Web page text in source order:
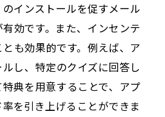
インストールを促すメール
効です。また、インセンテ
も効果的です。例えば、ア
し、特定のクイズに回答し
典を用意することで、アプ
を引き上げることができま